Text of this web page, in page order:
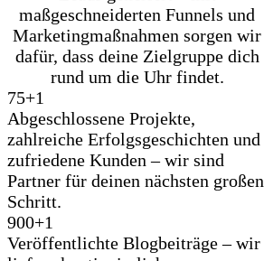
maßgeschneiderten Funnels und
Marketingmaßnahmen sorgen wir
dafür, dass deine Zielgruppe dich
rund um die Uhr findet.
75+1
Abgeschlossene Projekte,
zahlreiche Erfolgsgeschichten und
zufriedene Kunden – wir sind
Partner für deinen nächsten großen
Schritt.
900+1
Veröffentlichte Blogbeiträge – wir